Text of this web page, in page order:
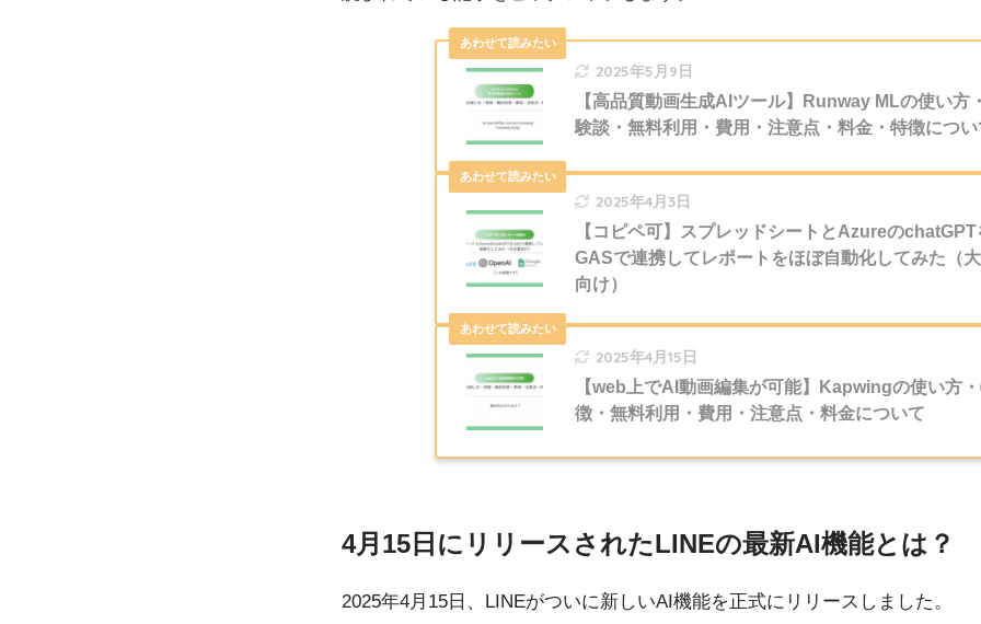
2025年5月9日
【高品質動画生成AIツール】Runway MLの使い方
験談・無料利用・費用・注意点・料金・特徴につい
2025年4月3日
【コピペ可】スプレッドシートとAzureのchatGPT
GASで連携してレポートをほぼ自動化してみた（
向け）
2025年4月15日
【web上でAI動画編集が可能】Kapwingの使い方
徴・無料利用・費用・注意点・料金について
4月15日にリリースされたLINEの最新AI機能とは？
2025年4月15日、LINEがついに新しいAI機能を正式にリリースしました。